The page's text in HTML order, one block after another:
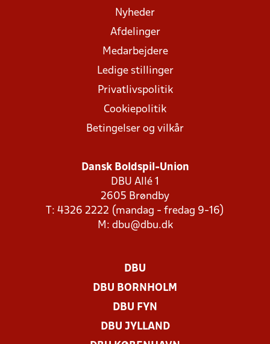
Nyheder
Afdelinger
Medarbejdere
Ledige stillinger
Privatlivspolitik
Cookiepolitik
Betingelser og vilkår
Dansk Boldspil-Union
DBU Allé 1
2605 Brøndby
T: 4326 2222 (mandag - fredag 9-16)
M: dbu@dbu.dk
DBU
DBU BORNHOLM
DBU FYN
DBU JYLLAND